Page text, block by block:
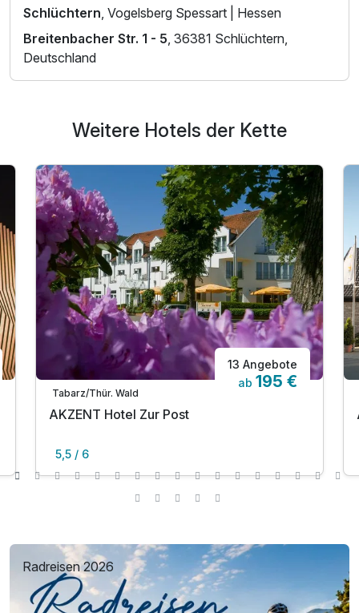
Schlüchtern , Vogelsberg Spessart | Hessen
Breitenbacher Str. 1 - 5 , 36381 Schlüchtern,
Deutschland
Weitere Hotels der Kette
Tabarz/Thür. Wald
13 Angebote
ab 195 €
AKZENT Hotel Zur Post
5,5 / 6
Radreisen 2026